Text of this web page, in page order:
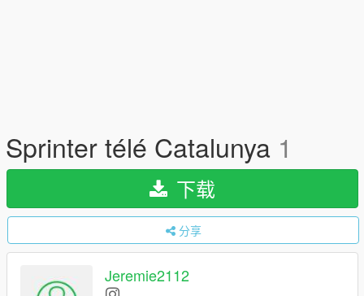
Sprinter télé Catalunya 1
下载
分享
Jeremie2112